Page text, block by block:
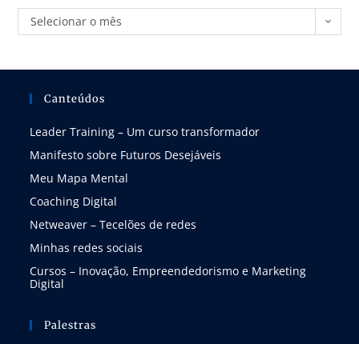
Selecionar o mês
Canteúdos
Leader Training – Um curso transformador
Manifesto sobre Futuros Desejáveis
Meu Mapa Mental
Coaching Digital
Netweaver – Tecelões de redes
Minhas redes sociais
Cursos – Inovação, Empreendedorismo e Marketing
Digital
Palestras